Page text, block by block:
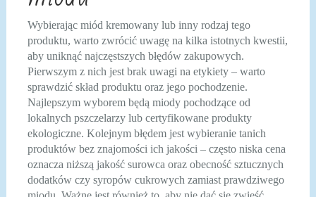
Wybierając miód kremowany lub inny rodzaj tego
produktu, warto zwrócić uwagę na kilka istotnych kwestii,
aby uniknąć najczęstszych błędów zakupowych.
Pierwszym z nich jest brak uwagi na etykiety – warto
sprawdzić skład produktu oraz jego pochodzenie.
Najlepszym wyborem będą miody pochodzące od
lokalnych pszczelarzy lub certyfikowane produkty
ekologiczne. Kolejnym błędem jest wybieranie tanich
produktów bez znajomości ich jakości – często niska cena
oznacza niższą jakość surowca oraz obecność sztucznych
dodatków czy syropów cukrowych zamiast prawdziwego